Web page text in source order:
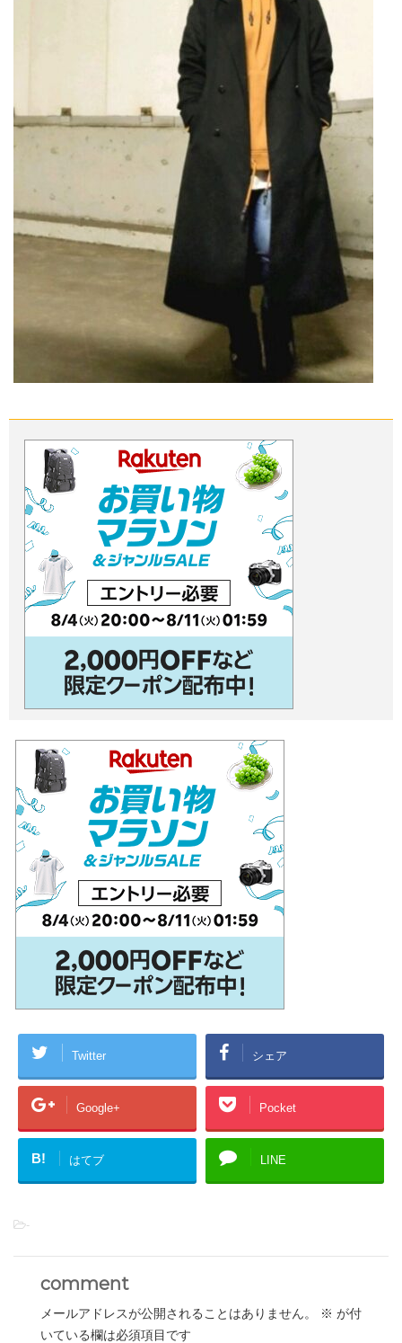
Twitter シェア
Google+ Pocket
B! はてブ LINE
-
comment
メールアドレスが公開されることはありません。 ※ が付
いている欄は必須項目です